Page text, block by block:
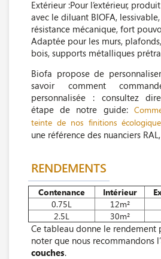
Extérieur :Pour l’extérieur,
avec le diluant BIOFA,
résistance mécanique, fort
Adaptée pour les murs,
bois, supports métalliques
Biofa propose de
savoir comment
personnalisée : consultez
étape de notre guide:
teinte de nos finitions
une référence des nuanciers
RENDEMENTS
Contenance Intérieur
0.75L
12m²
2.5L
30m²
Ce tableau donne le rendement
noter que nous recommandons
couches.